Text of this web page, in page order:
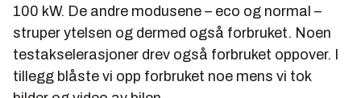
100 kW. De andre modusene – eco og normal –
struper ytelsen og dermed også forbruket. Noen
testakselerasjoner drev også forbruket oppover. I
tillegg blåste vi opp forbruket noe mens vi tok